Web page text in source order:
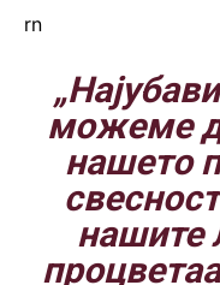
rn
можеме
нашето
нашите